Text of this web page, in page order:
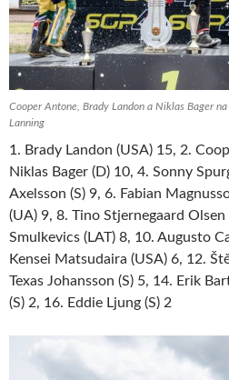
Cooper Antone, Brady Landon a Niklas Bager
Lanning
1. Brady Landon (USA) 15, 2.
Niklas Bager (D) 10, 4. Sonny
Axelsson (S) 9, 6. Fabian
(UA) 9, 8. Tino Stjernegaard Olsen
Smulkevics (LAT) 8, 10. Augusto
Kensei Matsudaira (USA) 6, 12.
Texas Johansson (S) 5, 14. Erik
(S) 2, 16. Eddie Ljung (S) 2